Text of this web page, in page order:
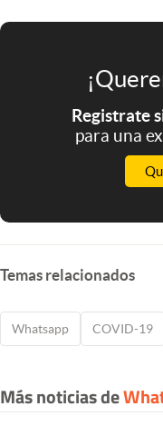
abre en nueva pestaña
Argentina
Registrate
para una
Temas relacionados
Whatsapp COVID-19
Más noticias de